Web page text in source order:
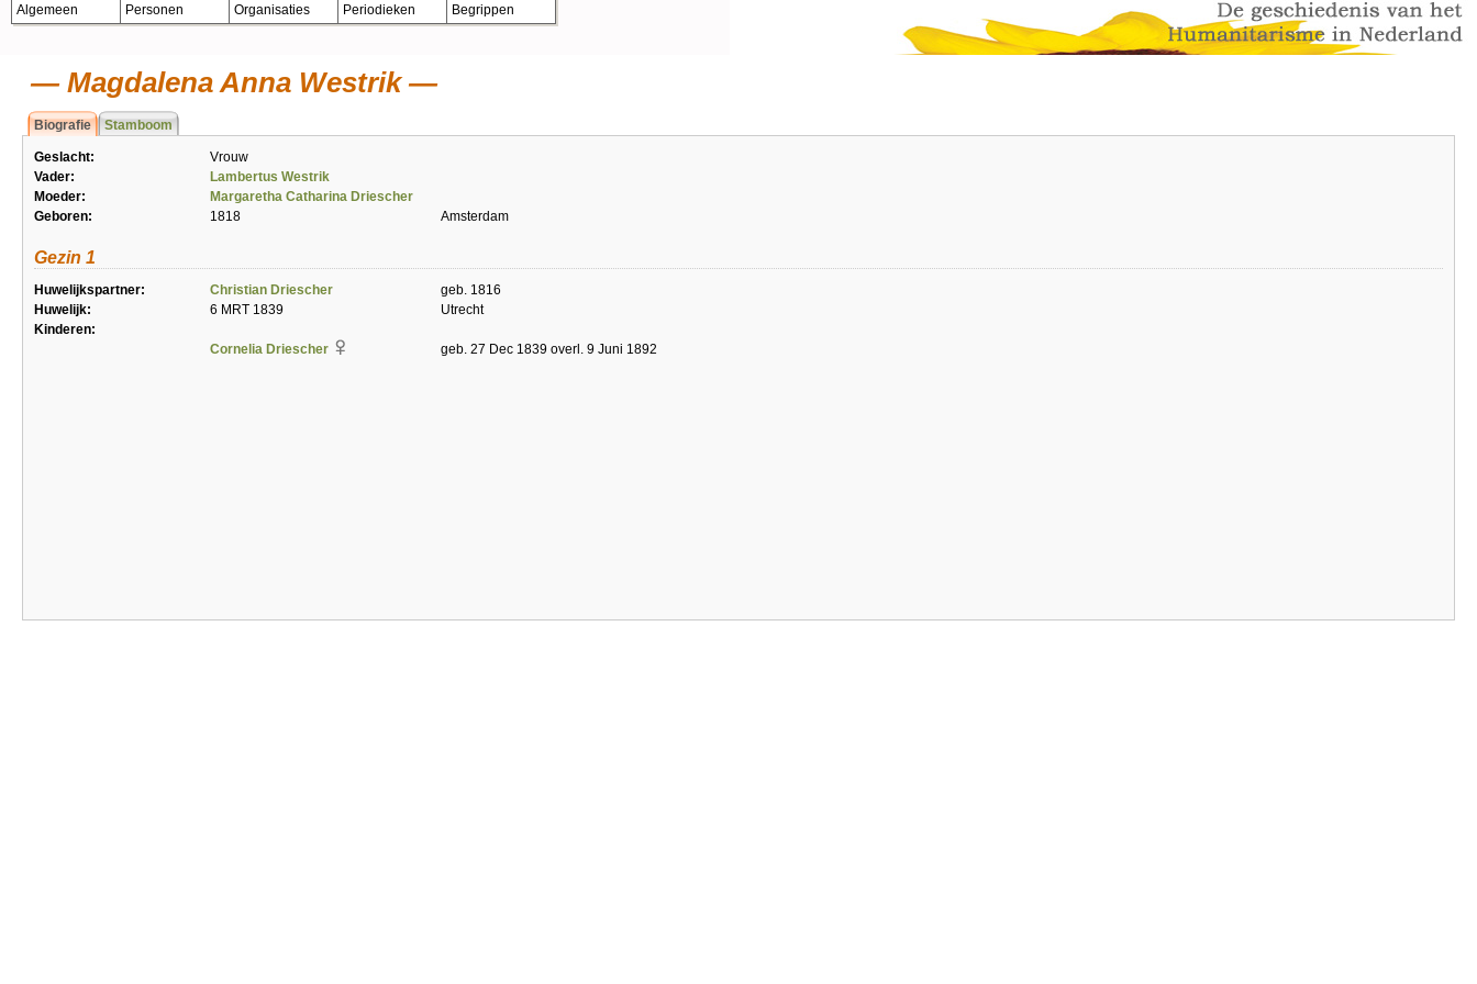
Algemeen Personen Organisaties Periodieken Begrippen
Magdalena Anna Westrik
Biografie Stamboom
Geslacht:
Vrouw
Vader:
Lambertus Westrik
Moeder:
Margaretha Catharina Driescher
Geboren:
1818 Amsterdam
Gezin 1
Huwelijkspartner: Christian Driescher
geb. 1816
Huwelijk:
6 MRT 1839
Utrecht
Kinderen:
Cornelia Driescher
geb. 27 Dec 1839 overl. 9 Juni 1892